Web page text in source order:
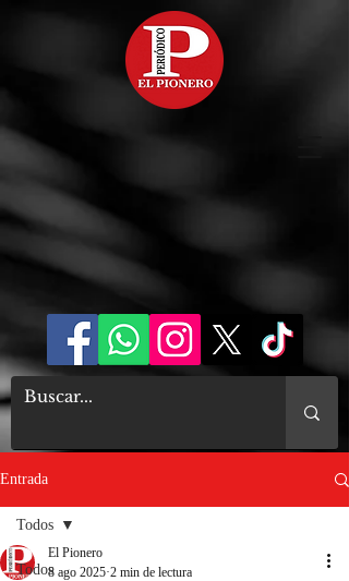
Entrada
Todos
Todos
El Pionero
8 ago 2025 2 min de lectura